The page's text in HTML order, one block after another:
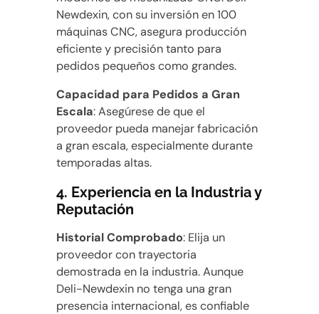
Newdexin, con su inversión en 100
máquinas CNC, asegura producción
eficiente y precisión tanto para
pedidos pequeños como grandes.
Capacidad para Pedidos a Gran
Escala: Asegúrese de que el
proveedor pueda manejar fabricación
a gran escala, especialmente durante
temporadas altas.
4. Experiencia en la Industria y
Reputación
Historial Comprobado: Elija un
proveedor con trayectoria
demostrada en la industria. Aunque
Deli-Newdexin no tenga una gran
presencia internacional, es confiable